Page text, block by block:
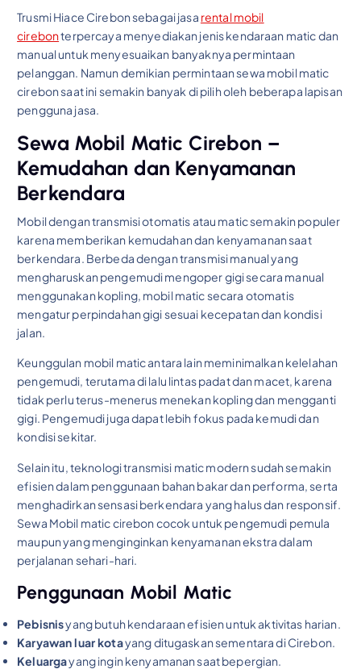
Trusmi Hiace Cirebon sebagai jasa rental mobil
cirebonterpercaya menyediakan jenis kendaraan matic dan
manual untuk menyesuaikan banyaknya permintaan
pelanggan. Namun demikian permintaan sewa mobil matic
cirebon saat ini semakin banyak di pilih oleh beberapa lapisan
pengguna jasa.
Sewa Mobil Matic Cirebon –
Kemudahan dan Kenyamanan
Berkendara
Mobil dengan transmisi otomatis atau matic semakin populer
karena memberikan kemudahan dan kenyamanan saat
berkendara. Berbeda dengan transmisi manual yang
mengharuskan pengemudi mengoper gigi secara manual
menggunakan kopling, mobil matic secara otomatis
mengatur perpindahan gigi sesuai kecepatan dan kondisi
jalan.
Keunggulan mobil matic antara lain meminimalkan kelelahan
pengemudi, terutama di lalu lintas padat dan macet, karena
tidak perlu terus-menerus menekan kopling dan mengganti
gigi. Pengemudi juga dapat lebih fokus pada kemudi dan
kondisi sekitar.
Selain itu, teknologi transmisi matic modern sudah semakin
efisien dalam penggunaan bahan bakar dan performa, serta
menghadirkan sensasi berkendara yang halus dan responsif.
Sewa Mobil matic cirebon cocok untuk pengemudi pemula
maupun yang menginginkan kenyamanan ekstra dalam
perjalanan sehari-hari.
Penggunaan Mobil Matic
Pebisnisyang butuh kendaraan efisien untuk aktivitas harian.
Karyawan luar kotayang ditugaskan sementara di Cirebon.
Keluargayang ingin kenyamanan saat bepergian.